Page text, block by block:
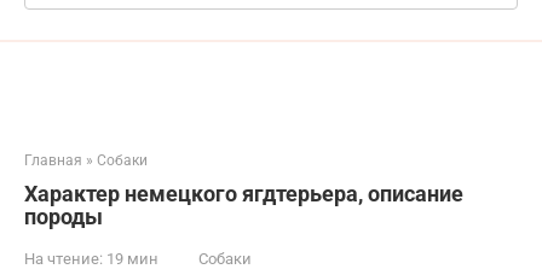
Главная » Собаки
Характер немецкого ягдтерьера, описание
породы
На чтение: 19 мин Собаки